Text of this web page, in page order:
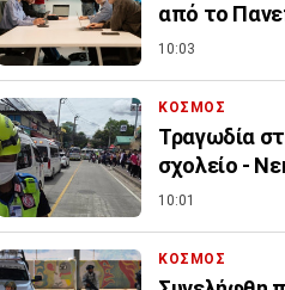
από το
10:03
ΚΟΣΜΟΣ
Τραγωδία
σχολείο -
10:01
ΚΟΣΜΟΣ